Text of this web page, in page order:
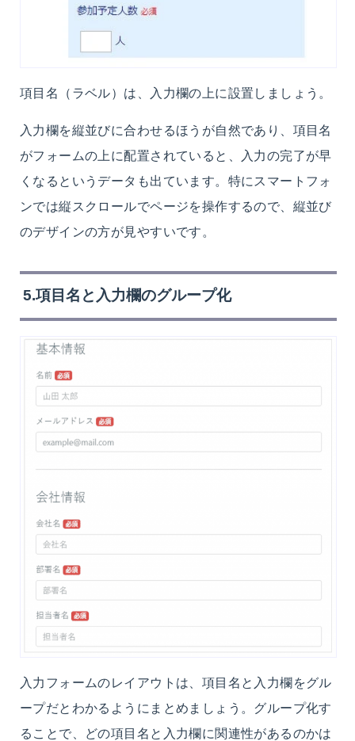
項目名（ラベル）は、入力欄の上に設置しましょう。
入力欄を縦並びに合わせるほうが自然であり、項目名
がフォームの上に配置されていると、入力の完了が早
くなるというデータも出ています。特にスマートフォ
ンでは縦スクロールでページを操作するので、縦並び
のデザインの方が見やすいです。
5.項目名と入力欄のグループ化
入力フォームのレイアウトは、項目名と入力欄をグル
ープだとわかるようにまとめましょう。グループ化す
ることで、どの項目名と入力欄に関連性があるのかは